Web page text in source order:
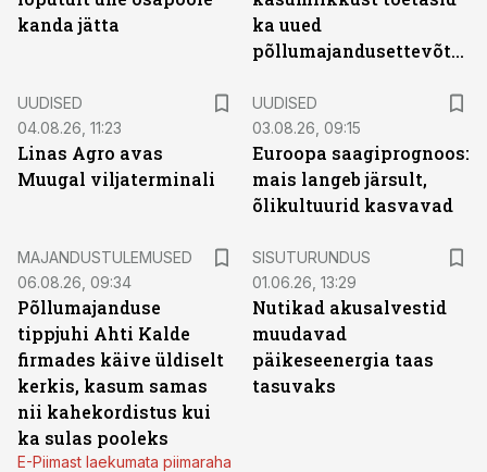
kanda jätta
ka uued
põllumajandusettevõtted
UUDISED
04.08.26, 11:23
Linas Agro avas
Muugal viljaterminali
UUDISED
03.08.26, 09:15
Euroopa saagiprognoos:
mais langeb järsult,
õlikultuurid kasvavad
MAJANDUSTULEMUSED
06.08.26, 09:34
Põllumajanduse
tippjuhi Ahti Kalde
firmades käive üldiselt
kerkis, kasum samas
nii kahekordistus kui
ka sulas pooleks
E-Piimast laekumata piimaraha
SISUTURUNDUS
01.06.26, 13:29
Nutikad akusalvestid
muudavad
päikeseenergia taas
tasuvaks